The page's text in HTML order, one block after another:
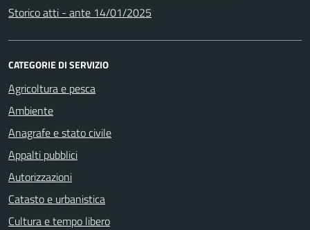
Storico atti - ante 14/01/2025
CATEGORIE DI SERVIZIO
Agricoltura e pesca
Ambiente
Anagrafe e stato civile
Appalti pubblici
Autorizzazioni
Catasto e urbanistica
Cultura e tempo libero